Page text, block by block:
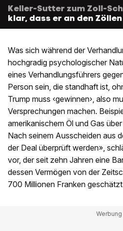
Keller-Sutter zum Zoll-
klar, dass er an den
Was sich während der
hochgradig psychologischer
eines Verhandlungsführers
Person sein, die standhaft ist,
Trump muss ‹gewinnen›, also
Versprechungen machen.
amerikanischem Öl und Gas
Nach seinem Ausscheiden aus
der Deal überprüft werden»,
vor, der seit zehn Jahren eine
dessen Vermögen von der
700 Millionen Franken